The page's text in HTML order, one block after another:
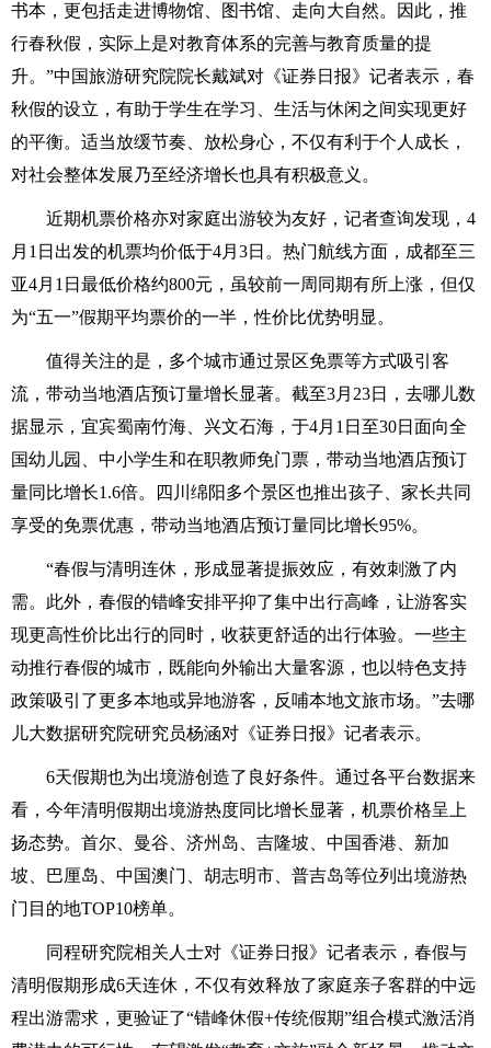
书本，更包括走进博物馆、图书馆、走向大自然。因此，推
行春秋假，实际上是对教育体系的完善与教育质量的提
升。”中国旅游研究院院长戴斌对《证券日报》记者表示，春
秋假的设立，有助于学生在学习、生活与休闲之间实现更好
的平衡。适当放缓节奏、放松身心，不仅有利于个人成长，
对社会整体发展乃至经济增长也具有积极意义。
近期机票价格亦对家庭出游较为友好，记者查询发现，4
月1日出发的机票均价低于4月3日。热门航线方面，成都至三
亚4月1日最低价格约800元，虽较前一周同期有所上涨，但仅
为“五一”假期平均票价的一半，性价比优势明显。
值得关注的是，多个城市通过景区免票等方式吸引客
流，带动当地酒店预订量增长显著。截至3月23日，去哪儿数
据显示，宜宾蜀南竹海、兴文石海，于4月1日至30日面向全
国幼儿园、中小学生和在职教师免门票，带动当地酒店预订
量同比增长1.6倍。四川绵阳多个景区也推出孩子、家长共同
享受的免票优惠，带动当地酒店预订量同比增长95%。
“春假与清明连休，形成显著提振效应，有效刺激了内
需。此外，春假的错峰安排平抑了集中出行高峰，让游客实
现更高性价比出行的同时，收获更舒适的出行体验。一些主
动推行春假的城市，既能向外输出大量客源，也以特色支持
政策吸引了更多本地或异地游客，反哺本地文旅市场。”去哪
儿大数据研究院研究员杨涵对《证券日报》记者表示。
6天假期也为出境游创造了良好条件。通过各平台数据来
看，今年清明假期出境游热度同比增长显著，机票价格呈上
扬态势。首尔、曼谷、济州岛、吉隆坡、中国香港、新加
坡、巴厘岛、中国澳门、胡志明市、普吉岛等位列出境游热
门目的地TOP10榜单。
同程研究院相关人士对《证券日报》记者表示，春假与
清明假期形成6天连休，不仅有效释放了家庭亲子客群的中远
程出游需求，更验证了“错峰休假+传统假期”组合模式激活消